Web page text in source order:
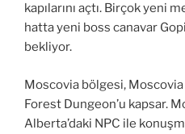
kapılarını açtı. Birçok yeni
hatta yeni boss canavar
bekliyor.
Moscovia bölgesi,
Forest Dungeon’u kapsar.
Alberta’daki NPC ile